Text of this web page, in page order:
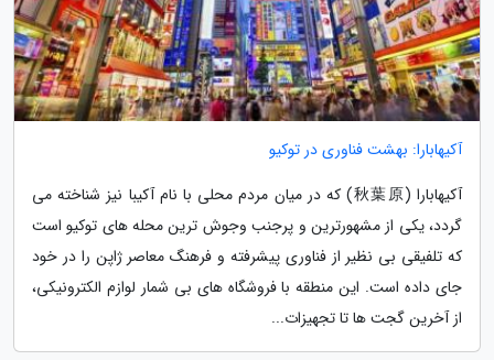
آکیهابارا: بهشت فناوری در توکیو
آکیهابارا (秋葉原) که در میان مردم محلی با نام آکیبا نیز شناخته می
گردد، یکی از مشهورترین و پرجنب وجوش ترین محله های توکیو است
که تلفیقی بی نظیر از فناوری پیشرفته و فرهنگ معاصر ژاپن را در خود
جای داده است. این منطقه با فروشگاه های بی شمار لوازم الکترونیکی،
از آخرین گجت ها تا تجهیزات...